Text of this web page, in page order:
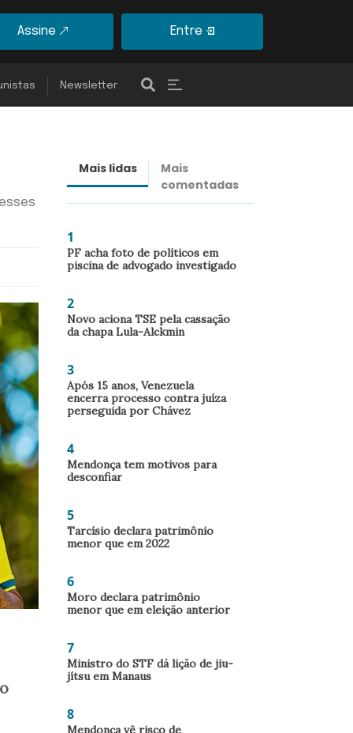
Assine Entre
Newsletter
Mais lidas
Mais
comentadas
1
PF acha foto de políticos em
piscina de advogado investigado
2
Novo aciona TSE pela cassação
da chapa Lula-Alckmin
3
Após 15 anos, Venezuela
encerra processo contra juíza
perseguida por Chávez
4
Mendonça tem motivos para
desconfiar
5
Tarcísio declara patrimônio
menor que em 2022
6
Moro declara patrimônio
menor que em eleição anterior
7
Ministro do STF dá lição de jiu-
jítsu em Manaus
8
Mendonça vê risco de